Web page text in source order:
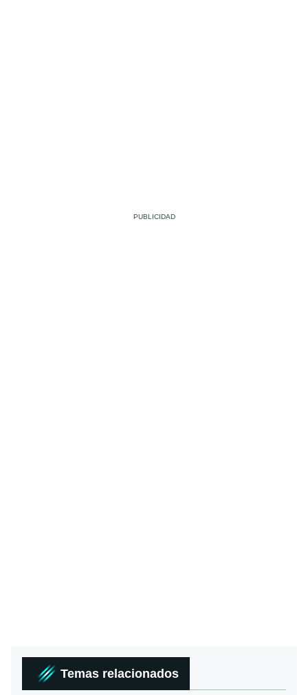
Temas relacionados